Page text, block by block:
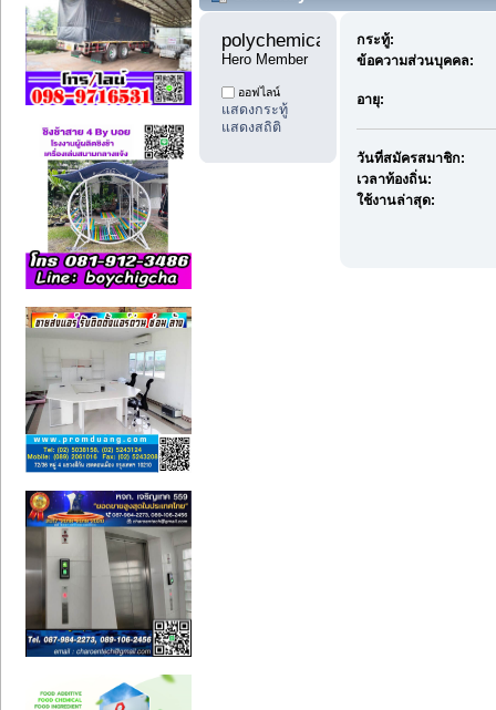
Hero Member
ออฟไลน์
แสดงกระทู้
แสดงสถิติ
กระทู้:
ข้อความส่วนบุคคล:
อายุ:
วันที่สมัครสมาชิก:
เวลาท้องถิ่น:
ใช้งานล่าสุด: